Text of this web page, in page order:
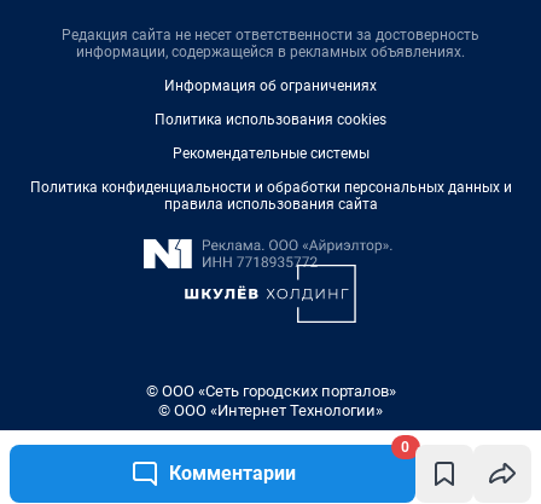
Комментарии
0
Редакция сайта не несет ответственности за достоверность
информации, содержащейся в рекламных объявлениях.
Информация об ограничениях
Политика использования cookies
Рекомендательные системы
Политика конфиденциальности и обработки персональных данных и
правила использования сайта
© ООО «Сеть городских порталов»
© ООО «Интернет Технологии»